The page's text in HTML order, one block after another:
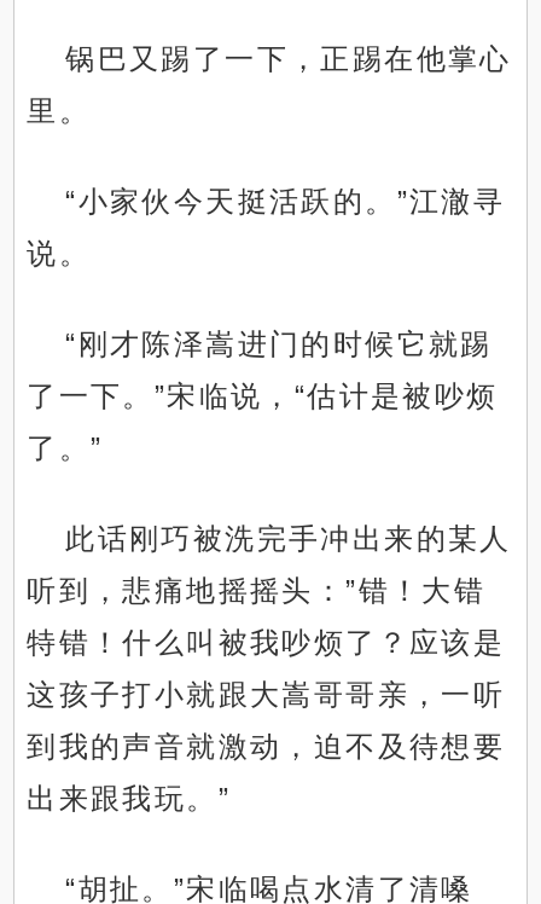
锅巴又踢了一下，正踢在他掌心
里。
“小家伙今天挺活跃的。”江澈寻
说。
“刚才陈泽嵩进门的时候它就踢
了一下。”宋临说，“估计是被吵烦
了。”
此话刚巧被洗完手冲出来的某人
听到，悲痛地摇摇头：”错！大错
特错！什么叫被我吵烦了？应该是
这孩子打小就跟大嵩哥哥亲，一听
到我的声音就激动，迫不及待想要
出来跟我玩。”
“胡扯。”宋临喝点水清了清嗓